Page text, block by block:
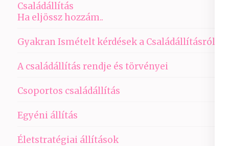
Családállítás
Ha eljössz hozzám..
Gyakran Ismételt kérdések a Családállításról
A családállítás rendje és törvényei
Csoportos családállítás
Egyéni állítás
Életstratégiai állítások